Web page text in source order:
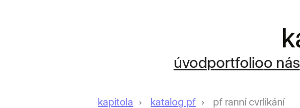
úvodportfolioo nás
kapitola katalog pf pf ranní cvrlikání